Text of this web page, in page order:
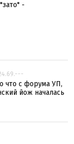
-
что с форума УП,
йож началась